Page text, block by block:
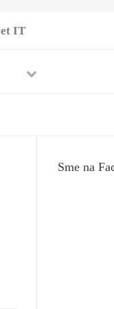
IT
Previous
Next
Sme na